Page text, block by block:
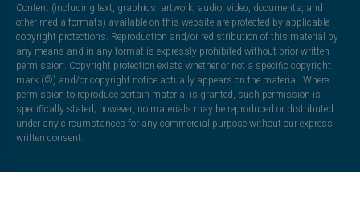
Content (including text, graphics, artwork, audio, video, documents, and
other media formats) available on this website are protected by applicable
copyright protections. Reproduction and/or redistribution of this material by
any means and in any format is expressly prohibited without prior written
permission. Copyright protection exists whether or not a specific copyright
mark (©) and/or copyright notice actually appears on the material. Where
permission to reproduce certain material is granted, such permission is
specifically stated; however, no materials may be reproduced or distributed
under any circumstances for any commercial purpose without our express
written consent.